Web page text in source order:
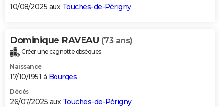
10/08/2025 aux Touches-de-Périgny
Dominique RAVEAU (73 ans)
Créer une cagnotte obsèques
Naissance
17/10/1951 à Bourges
Décès
26/07/2025 aux Touches-de-Périgny